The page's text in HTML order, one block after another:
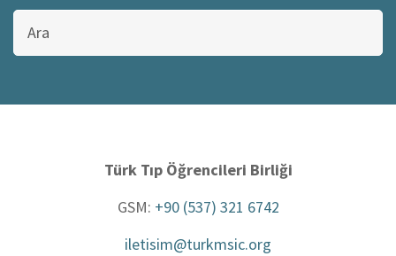
sitede
ara
Türk Tıp Öğrencileri Birliği
GSM: +90 (537) 321 6742
iletisim@turkmsic.org